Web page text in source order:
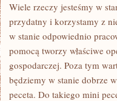
SEO
W
NASZYM
KRAJU
Wiele rzeczy jesteśmy w
przydatny i korzystamy z
w stanie odpowiednio
pomocą tworzy właściwe
gospodarczej. Poza tym
będziemy w stanie dobrze
peceta. Do takiego mini